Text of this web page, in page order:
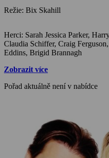
Režie: Bix Skahill
Herci: Sarah Jessica Parker, Harry Connick Jr., Johnny Knoxville,
Claudia Schiffer, Craig Ferguson, Teri Garr, Geoffrey Blake, John
Eddins, Brigid Brannagh
Zobrazit více
Pořad aktuálně není v nabídce